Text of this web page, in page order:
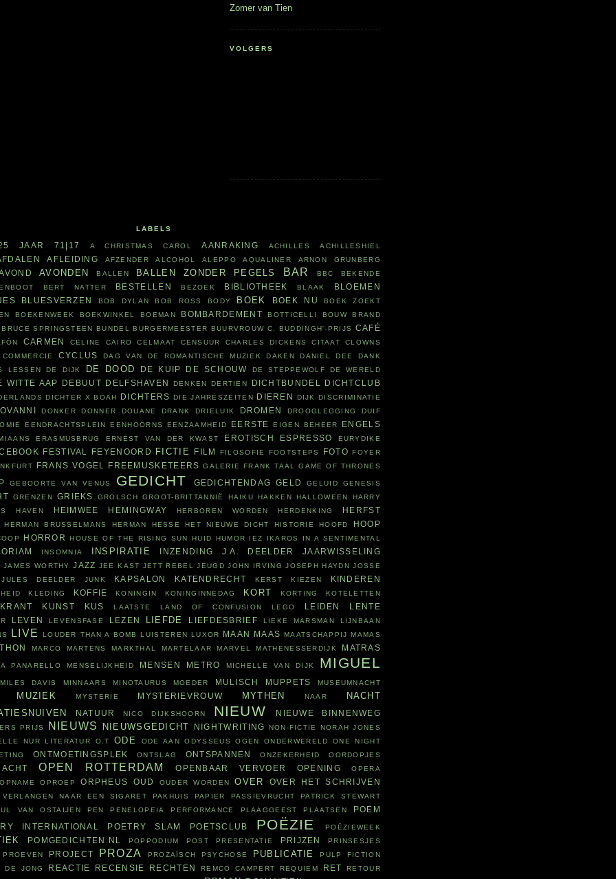
Zomer van Tien
VOLGERS
LABELS
JAAR 71|17 A CHRISTMAS CAROL AANRAKING ACHILLES ACHILLESHIEL
AFLEIDING AFZENDER ALCOHOL ALEPPO AQUALINER
ARNON GRUNBERG
AVONDEN BALLEN BALLEN ZONDER PEGELS BAR BBC BEKENDE
BERT NATTER BESTELLEN BEZOEK BIBLIOTHEEK BLAAK BLOEMEN
BLUESVERZEN BOB DYLAN BOB ROSS BODY BOEK BOEK NU
BOEK ZOEKT
BOEKENWEEK BOEKWINKEL BOEMAN BOMBARDEMENT BOTTICELLI BOUW BRAND
BRUCE SPRINGSTEEN BUNDEL BURGERMEESTER BUURVROUW C. BUDDINGH'-PRIJS CAFÉ
CARMEN CELINE CAIRO CELMAAT CENSUUR CHARLES DICKENS CITAAT
CLOWNS
COMMERCIE CYCLUS DAG VAN DE ROMANTISCHE MUZIEK DAKEN DANIEL DEE
DANK
LESSEN DE DIJK DE DOOD DE KUIP DE SCHOUW DE STEPPEWOLF
DE WERELD
WITTE AAP DEBUUT DELFSHAVEN DENKEN DERTIEN DICHTBUNDEL DICHTCLUB
DICHTER X BOAH DICHTERS DIE JAHRESZEITEN DIEREN DIJK
DISCRIMINATIE
DONKER DONNER DOUANE DRANK DRIELUIK DROMEN DROOGLEGGING
DUIF
EENDRACHTSPLEIN EENHOORNS EENZAAMHEID EERSTE EIGEN BEHEER
ENGELS
ERASMUSBRUG ERNEST VAN DER KWAST EROTISCH ESPRESSO
EURYDIKE
FESTIVAL FEYENOORD FICTIE FILM FILOSOFIE FOOTSTEPS FOTO FOYER
FRANS VOGEL FREEMUSKETEERS GALERIE FRANK TAAL GAME OF THRONES
GEBOORTE VAN VENUS GEDICHT GEDICHTENDAG GELD GELUID
GENESIS
GRENZEN GRIEKS GROLSCH GROOT-BRITTANNIË HAIKU HAKKEN HALLOWEEN
HARRY
HAVEN HEIMWEE HEMINGWAY HERBOREN WORDEN HERDENKING HERFST
HERMAN BRUSSELMANS HERMAN HESSE HET NIEUWE DICHT HISTORIE HOOFD HOOP
HORROR HOUSE OF THE RISING SUN HUID HUMOR IEZ IKAROS
IN A SENTIMENTAL
INSOMNIA INSPIRATIE INZENDING J.A. DEELDER
JAARWISSELING
JAMES WORTHY JAZZ JEE KAST JETT REBEL JEUGD JOHN IRVING JOSEPH HAYDN JOSSE
JULES DEELDER JUNK KAPSALON KATENDRECHT KERST KIEZEN KINDEREN
KLEDING KOFFIE KONINGIN KONINGINNEDAG KORT KORTING
KOTELETTEN
KRANT KUNST KUS LAATSTE LAND OF CONFUSION LEGO LEIDEN LENTE
LEVEN LEVENSFASE LEZEN LIEFDE LIEFDESBRIEF LIEKE MARSMAN
LIJNBAAN
LIVE LOUDER THAN A BOMB LUISTEREN LUXOR MAAN MAAS MAATSCHAPPIJ
MAMAS
MARCO MARTENS MARKTHAL MARTELAAR MARVEL MATHENESSERDIJK MATRAS
PANARELLO MENSELIJKHEID MENSEN METRO MICHELLE VAN DIJK
MIGUEL
MILES DAVIS MINNAARS MINOTAURUS MOEDER MULISCH MUPPETS MUSEUMNACHT
MUZIEK MYSTERIE MYSTERIEVROUW MYTHEN NAAR
NACHT
NATUUR NICO DIJKSHOORN NIEUW NIEUWE BINNENWEG
PRIJS NIEUWS NIEUWSGEDICHT NIGHTWRITING NON-FICTIE
NORAH JONES
NUR LITERATUR O.T ODE ODE AAN ODYSSEUS OGEN ONDERWERELD
ONE NIGHT
ONTMOETINGSPLEK ONTSLAG ONTSPANNEN ONZEKERHEID
OORDOPJES
OPEN ROTTERDAM OPENBAAR VERVOER OPENING OPERA
OPNAME OPROEP ORPHEUS OUD OUDER WORDEN OVER
OVER HET SCHRIJVEN
NAAR EEN SIGARET PAKHUIS PAPIER PASSIEVRUCHT PATRICK STEWART
VAN OSTAIJEN PEN PENELOPEIA PERFORMANCE PLAAGGEEST PLAATSEN
POEM
INTERNATIONAL POETRY SLAM POETSCLUB POËZIE POËZIEWEEK
POMGEDICHTEN.NL POPPODIUM POST PRESENTATIE PRIJZEN PRINSESJES
PROEVEN PROJECT PROZA PROZAÏSCH PSYCHOSE PUBLICATIE PULP FICTION
DE JONG REACTIE RECENSIE RECHTEN REMCO CAMPERT REQUIEM RET
RETOUR